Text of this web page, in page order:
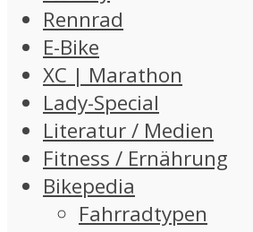
Rennrad
E-Bike
XC | Marathon
Lady-Special
Literatur / Medien
Fitness / Ernährung
Bikepedia
Fahrradtypen